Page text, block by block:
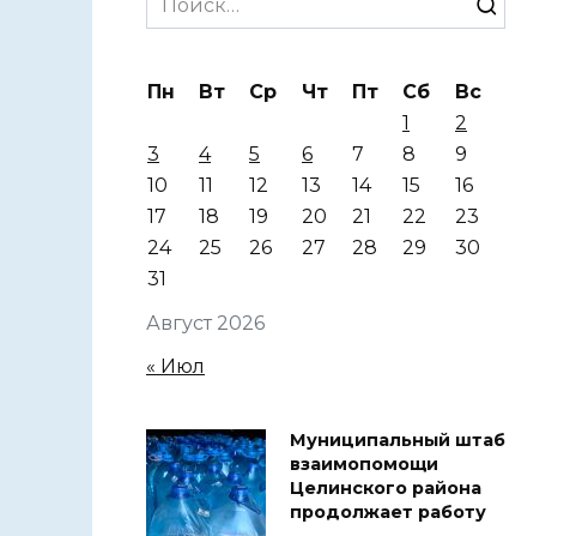
for:
Август 2026
Пн Вт Ср Чт Пт Сб
Вс
1
2
3
4 5 6 7 8
9
10
11 12 13 14 15
16
17
18 19 20 21 22
23
24
25 26 27 28 29
30
31
« Июл
Муниципальный штаб
взаимопомощи
Целинского района
продолжает работу